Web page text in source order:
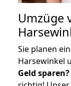
Umzüge
Sie planen
Harsewinkel
Geld sparen?